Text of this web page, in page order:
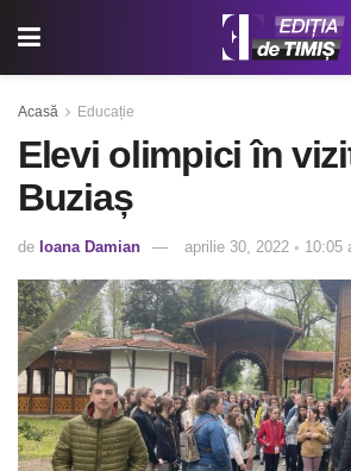
Acasă Educație
Elevi olimpici în
Buziaș
de Ioana Damian aprilie 30, 2022 ◦ 10:05